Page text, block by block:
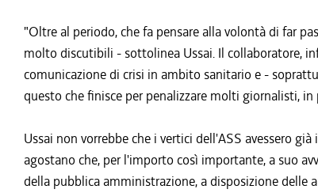
"Oltre al periodo, che fa pensare alla volontà di far
molto discutibili - sottolinea Ussai. Il collaboratore,
comunicazione di crisi in ambito sanitario e -
questo che finisce per penalizzare molti giornalisti,
Ussai non vorrebbe che i vertici dell'ASS avessero
agostano che, per l'importo così importante, a suo
della pubblica amministrazione, a disposizione